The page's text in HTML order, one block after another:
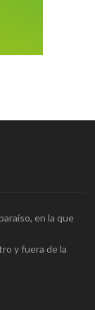
en la que
y fuera de la